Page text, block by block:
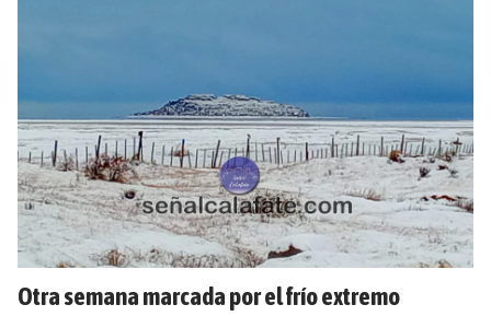
Otra semana marcada por el frío extremo